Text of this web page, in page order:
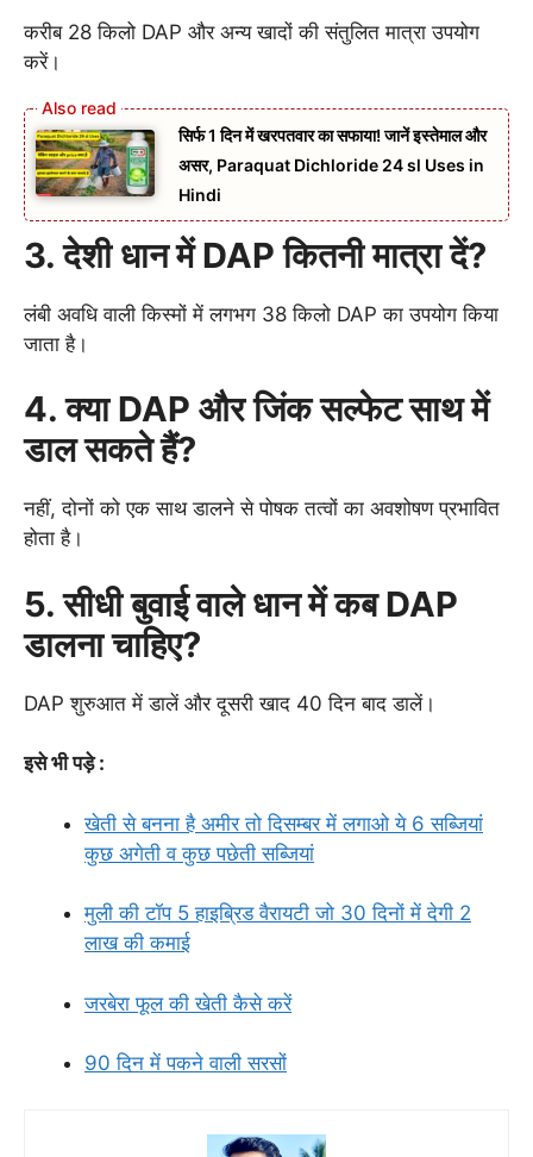
करीब 28 किलो DAP और अन्य खादों की संतुलित मात्रा उपयोग
करें।
सिर्फ 1 दिन में खरपतवार का सफाया! जानें इस्तेमाल और
असर, Paraquat Dichloride 24 sl Uses in
Hindi
3. देशी धान में DAP कितनी मात्रा दें?
लंबी अवधि वाली किस्मों में लगभग 38 किलो DAP का उपयोग किया
जाता है।
4. क्या DAP और जिंक सल्फेट साथ में
डाल सकते हैं?
नहीं, दोनों को एक साथ डालने से पोषक तत्वों का अवशोषण प्रभावित
होता है।
5. सीधी बुवाई वाले धान में कब DAP
डालना चाहिए?
DAP शुरुआत में डालें और दूसरी खाद 40 दिन बाद डालें।
इसे भी पड़े :
खेती से बनना है अमीर तो दिसम्बर में लगाओ ये 6 सब्जियां
कुछ अगेती व कुछ पछेती सब्जियां
मुली की टॉप 5 हाइब्रिड वैरायटी जो 30 दिनों में देगी 2
लाख की कमाई
जरबेरा फूल की खेती कैसे करें
90 दिन में पकने वाली सरसों